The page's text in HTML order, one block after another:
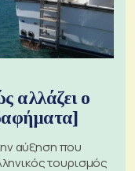
αλλάζει ο
αύξηση που
τουρισμός